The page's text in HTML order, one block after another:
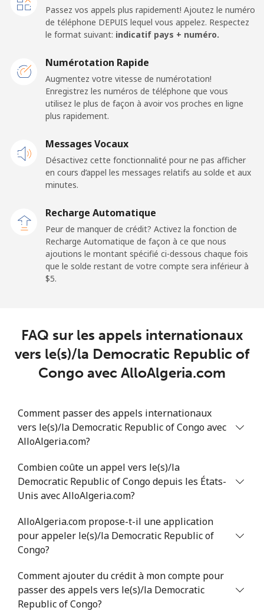
Ligne fixe
⁦43.5¢⁩ 11 min pour ⁦$5⁩
Dominica
Ligne fixe ⁦29.9¢⁩ 16 min pour ⁦$5⁩
⁦31.5¢⁩
Dominican Republic
Ligne fixe
Mobile ⁦15.5¢⁩ 32 min pour ⁦$5⁩
Passez vos appels plus rapidement! Ajoutez le numéro
de téléphone DEPUIS lequel vous appelez. Respectez
le format suivant: indicatif pays + numéro.
Numérotation Rapide
Augmentez votre vitesse de numérotation!
Enregistrez les numéros de téléphone que vous
utilisez le plus de façon à avoir vos proches en ligne
plus rapidement.
Messages Vocaux
Désactivez cette fonctionnalité pour ne pas afficher
en cours d’appel les messages relatifs au solde et aux
minutes.
Recharge Automatique
Peur de manquer de crédit? Activez la fonction de
Recharge Automatique de façon à ce que nous
ajoutions le montant spécifié ci-dessous chaque fois
que le solde restant de votre compte sera inférieur à
⁦$5⁩.
FAQ sur les appels internationaux
vers le(s)/la Democratic Republic of
Congo avec AlloAlgeria.com
Comment passer des appels internationaux
vers le(s)/la Democratic Republic of Congo avec
AlloAlgeria.com?
Combien coûte un appel vers le(s)/la
Democratic Republic of Congo depuis les États-
Unis avec AlloAlgeria.com?
AlloAlgeria.com propose-t-il une application
pour appeler le(s)/la Democratic Republic of
Congo?
Comment ajouter du crédit à mon compte pour
passer des appels vers le(s)/la Democratic
Republic of Congo?